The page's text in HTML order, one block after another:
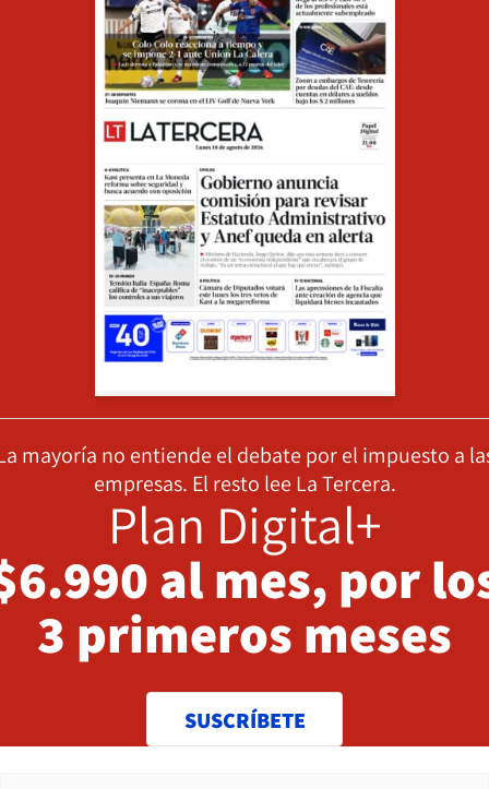
mayoría no entiende el debate por el impuesto a
empresas. El resto lee La Tercera.
Plan Digital+
al mes, por
3 primeros meses
SUSCRÍBETE